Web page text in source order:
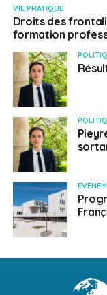
VIE PRATIQUE
Droits des
formation